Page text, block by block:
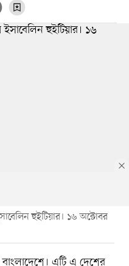
হুইটিয়ার। ১৬ অক্টোবর
এটি এ দেশের